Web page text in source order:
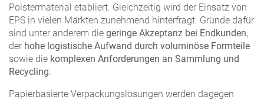
Polstermaterial etabliert. Gleichzeitig wird der Einsatz von
EPS in vielen Märkten zunehmend hinterfragt. Gründe dafür
sind unter anderem die geringe Akzeptanz bei Endkunden,
der hohe logistische Aufwand durch voluminöse Formteile
sowie die komplexen Anforderungen an Sammlung und
Recycling.
Papierbasierte Verpackungslösungen werden dagegen